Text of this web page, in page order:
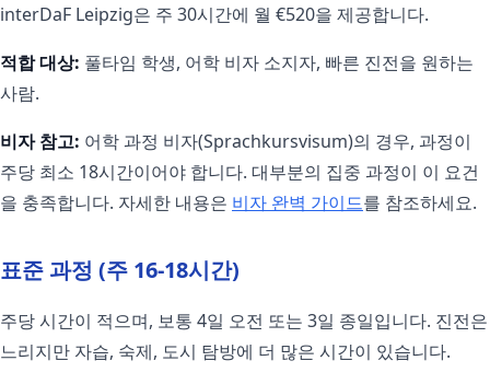
interDaF Leipzig은 주 30시간에 월 €520을 제공합니다.
적합 대상: 풀타임 학생, 어학 비자 소지자, 빠른 진전을 원하는
사람.
비자 참고: 어학 과정 비자(Sprachkursvisum)의 경우, 과정이
주당 최소 18시간이어야 합니다. 대부분의 집중 과정이 이 요건
을 충족합니다. 자세한 내용은 비자 완벽 가이드를 참조하세요.
표준 과정 (주 16-18시간)
주당 시간이 적으며, 보통 4일 오전 또는 3일 종일입니다. 진전은
느리지만 자습, 숙제, 도시 탐방에 더 많은 시간이 있습니다.